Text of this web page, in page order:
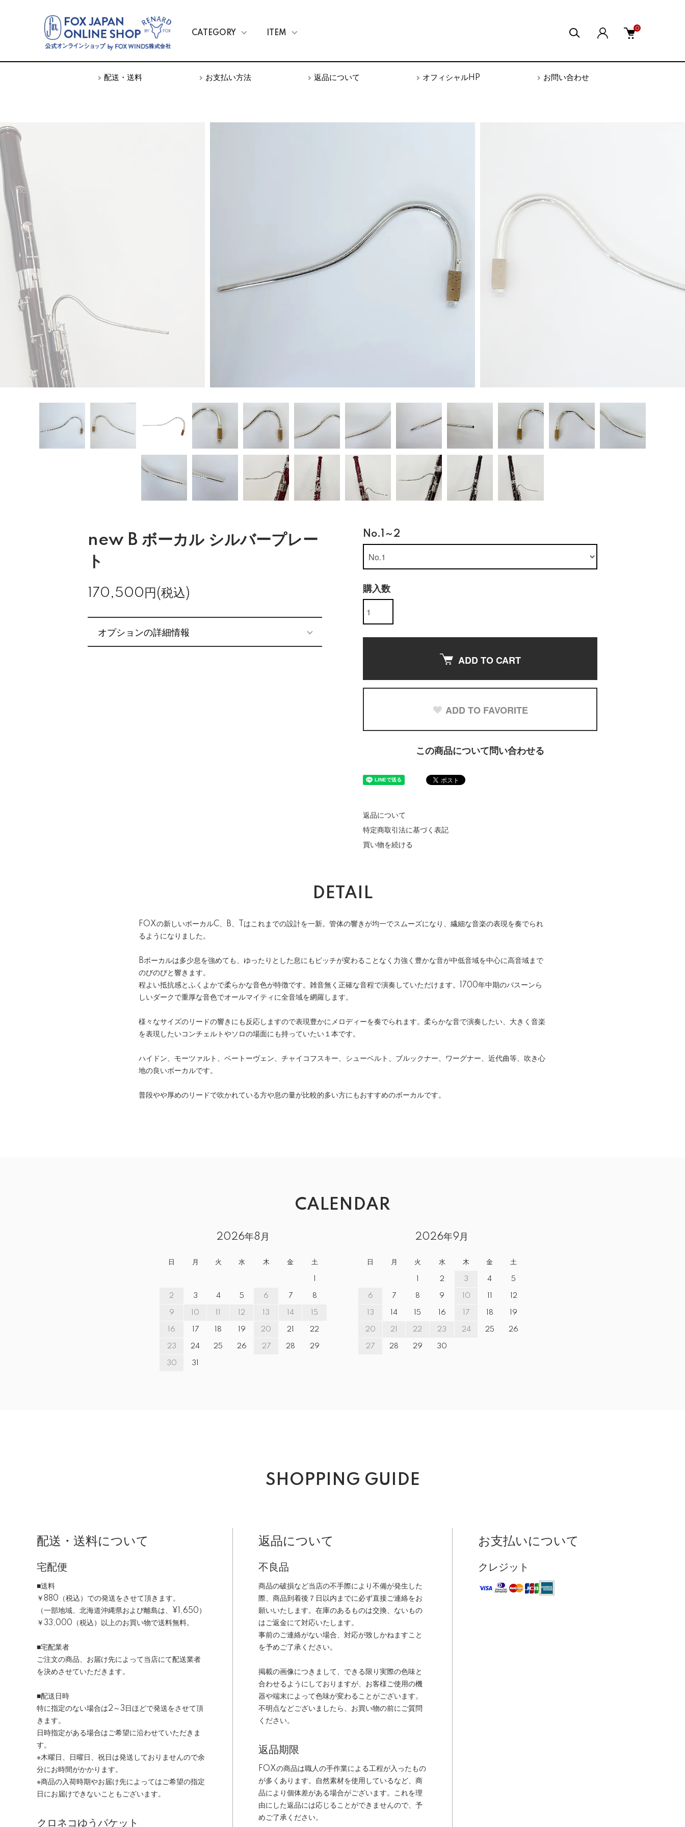
CATEGORY ITEM
0
配送・送料 お支払い方法 返品について オフィシャルHP お問い合わせ
new B ボーカル シルバープレー
ト
170,500円(税込)
オプションの詳細情報
No.1～2
購入数
ADD TO CART
ADD TO FAVORITE
この商品について問い合わせる
返品について
特定商取引法に基づく表記
買い物を続ける
DETAIL
FOXの新しいボーカルC、B、Tはこれまでの設計を一新。管体の響きが均一でスムーズになり、繊細な音楽の表現を奏でられ
るようになりました。
Bボーカルは多少息を強めても、ゆったりとした息にもピッチが変わることなく力強く豊かな音が中低音域を中心に高音域まで
のびのびと響きます。
程よい抵抗感とふくよかで柔らかな音色が特徴です。雑音無く正確な音程で演奏していただけます。1700年中期のバスーンら
しいダークで重厚な音色でオールマイティに全音域を網羅します。
様々なサイズのリードの響きにも反応しますので表現豊かにメロディーを奏でられます。柔らかな音で演奏したい、大きく音楽
を表現したいコンチェルトやソロの場面にも持っていたい１本です。
ハイドン、モーツァルト、ベートーヴェン、チャイコフスキー、シューベルト、ブルックナー、ワーグナー、近代曲等、吹き心
地の良いボーカルです。
普段やや厚めのリードで吹かれている方や息の量が比較的多い方にもおすすめのボーカルです。
CALENDAR
2026年8月
日 月 火 水 木 金 土
2 3 4 5 6 7 8
9 10 12 13 14 15
16 17 18 19 20 21 22
23 24 25 26 27 28 29
30 31
2026年9月
日 月 火 水 木 金 土
2 3 4 5
6 7 8 9 10 12
13 14 15 16 17 18 19
20 21 22 23 24 25 26
27 28 29 30
SHOPPING GUIDE
配送・送料について
宅配便
■送料
￥880（税込） での発送をさせて頂きます。
（一部地域、北海道沖縄県および離島は、
¥1,650）
￥33,000（税込）以上のお買い物で送料無料。
■宅配業者
ご注文の商品、お届け先によって当店にて配送業者
を決めさせていただきます。
■配送日時
特に指定のない場合は2～3日ほどで発送をさせて頂
きます。
日時指定がある場合はご希望に沿わせていただきま
す。
※木曜日、日曜日、祝日は発送しておりませんので余
分にお時間がかかります。
※商品の入荷時期やお届け先によってはご希望の指定
日にお届けできないこともございます。
クロネコゆうパケット
返品について
不良品
商品の破損など当店の不手際により不備が発生した
際、商品到着後７日以内までに必ず直接ご連絡をお
願いいたします。在庫のあるものは交換、ないもの
はご返金にて対応いたします。
事前のご連絡がない場合、対応が致しかねますこと
を予めご了承ください。
掲載の画像につきまして、できる限り実際の色味と
合わせるようにしておりますが、お客様ご使用の機
器や端末によって色味が変わることがございます。
不明点などございましたら、お買い物の前にご質問
ください。
返品期限
FOXの商品は職人の手作業による工程が入ったもの
が多くあります。自然素材を使用しているなど、商
品により個体差がある場合がございます。これを理
由にした返品には応じることができませんので、予
めご了承ください。
お支払いについて
クレジット